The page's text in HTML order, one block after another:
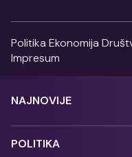
Politika Ekonomija
Impresum
NAJNOVIJE
POLITIKA